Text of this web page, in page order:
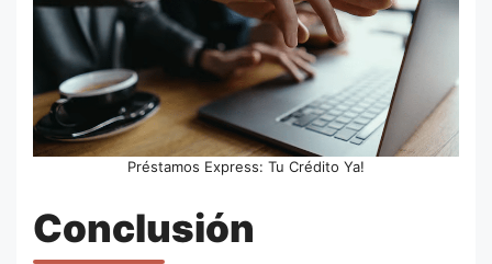
Préstamos Express: Tu Crédito Ya!
Conclusión